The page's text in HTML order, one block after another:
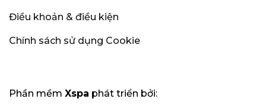
Điều khoản & điều kiện
Chính sách sử dụng Cookie
Phần mềm Xspa phát triển bởi: